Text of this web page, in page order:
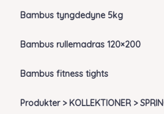
Bambus tyngdedyne 5kg
Bambus rullemadras 120×200
Bambus fitness tights
Produkter > KOLLEKTIONER >